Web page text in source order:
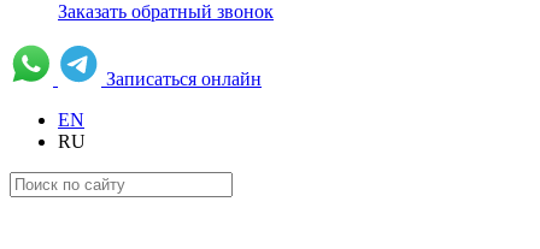
Заказать обратный звонок
Записаться онлайн
EN
RU